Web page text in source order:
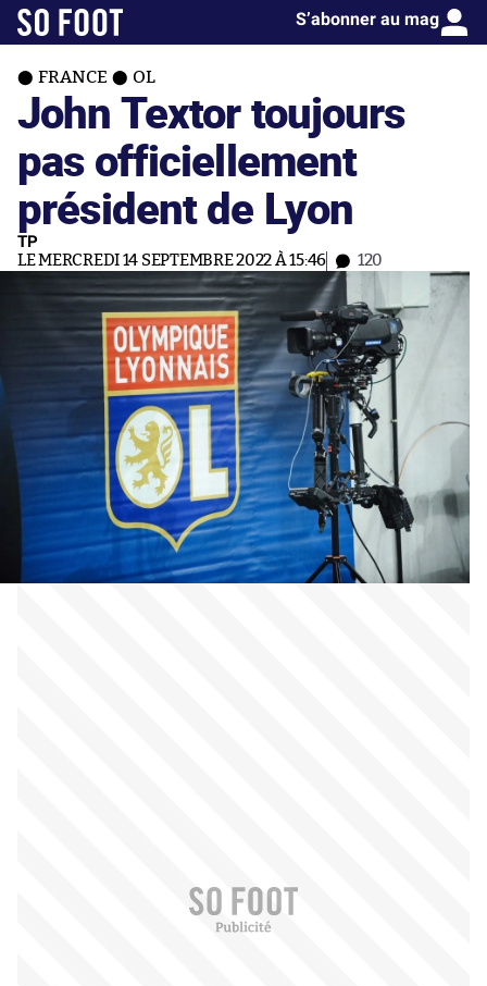
S’abonner au mag
FRANCE OL
John Textor toujours
pas officiellement
président de Lyon
TP
LE MERCREDI 14 SEPTEMBRE 2022 À 15:46 120